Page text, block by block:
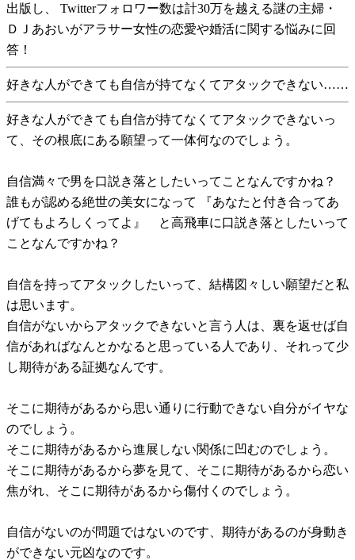
出版し、 Twitterフォロワー数は計30万を越える謎の主婦・
ＤＪあおいがアラサー女性の恋愛や婚活に関する悩みに回
答！
好きな人ができても自信が持てなくてアタックできない……
好きな人ができても自信が持てなくてアタックできないっ
て、その根底にある願望って一体何なのでしょう。
自信満々で男を口説き落としたいってことなんですかね？
誰もが認める絶世の美女になって 『あなたと付き合ってあ
げてもよろしくってよ』 と高飛車に口説き落としたいって
ことなんですかね？
自信を持ってアタックしたいって、結構図々しい願望だと私
は思います。
自信がないからアタックできないと言う人は、裏を返せば自
信があればなんとかなると思っている人であり、それって少
し期待がある証拠なんです。
そこに期待があるから思い通りに行動できない自分がイヤな
のでしょう。
そこに期待があるから進展しない関係に凹むのでしょう。
そこに期待があるから夢を見て、そこに期待があるから恋い
焦がれ、そこに期待があるから傷付くのでしょう。
自信がないのが問題ではないのです、期待があるのが身動き
ができない元凶なのです。